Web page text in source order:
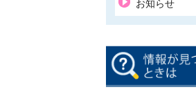
お知らせ